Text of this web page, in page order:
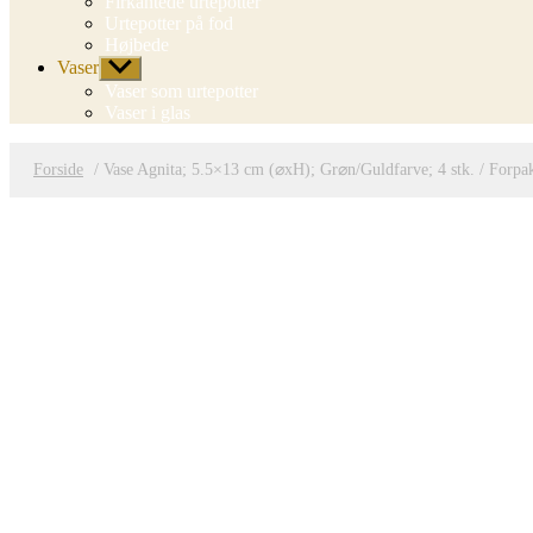
Urtepotter på fod
Højbede
Vaser Vis
undermenu
Vaser som urtepotter
Vaser i glas
Forside / Vase Agnita; 5.5×13 cm (⌀xH); Gr⌀n/Guldfarve; 4 stk. /